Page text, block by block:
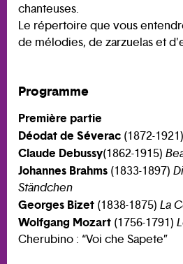
chanteuses.
Le répertoire que vous
de mélodies, de zarzuelas et
Programme
Première partie
Déodat de Séverac (1872-1921)
Claude Debussy(1862-1915)
Johannes Brahms (1833-1897)
Ständchen
Georges Bizet (1838-1875) La
Wolfgang Mozart (1756-1791)
Cherubino : “Voi che Sapete”